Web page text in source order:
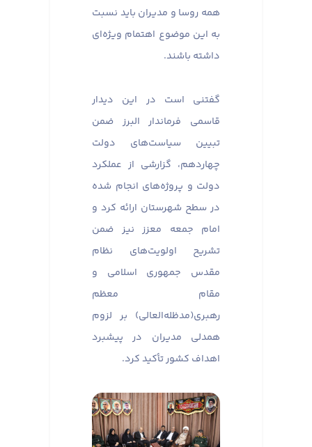
همه روسا و مدیران باید نسبت
به این موضوع اهتمام ویژه‌ای
داشته باشند.
گفتنی است در این دیدار
قاسمی فرماندار البرز ضمن
تبیین سیاست‌های دولت
چهاردهم، گزارشی از عملکرد
دولت و پروژه‌های انجام شده
در سطح شهرستان ارائه کرد و
امام جمعه معزز نیز ضمن
تشریح اولویت‌های نظام
مقدس جمهوری اسلامی و
مقام معظم
رهبری(مدظله‌العالی) بر لزوم
همدلی مدیران در پیشبرد
اهداف کشور تأکید کرد.